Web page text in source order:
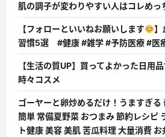
肌の調子が変わりやすい人はコレめっ
【フォローといいねお願いします
】
習慣5選 #健康 #雑学 #予防医療 #医
【生活の質UP】買ってよかった日用
時々コスメ
ゴーヤーと卵炒めるだけ！うますぎる
簡単 常備夏野菜 おつまみ 節約レシピ
ト健康 美容 美肌 苦瓜料理 大量消費